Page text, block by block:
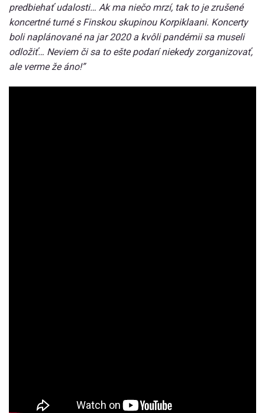
predbiehať udalosti… Ak ma niečo mrzí, tak to je zrušené
koncertné turné s Finskou skupinou Korpiklaani. Koncerty
boli naplánované na jar 2020 a kvôli pandémii sa museli
odložiť… Neviem či sa to ešte podarí niekedy zorganizovať,
ale verme že áno!”